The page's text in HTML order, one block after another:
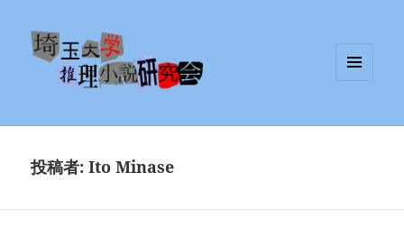
投稿者:Ito Minase